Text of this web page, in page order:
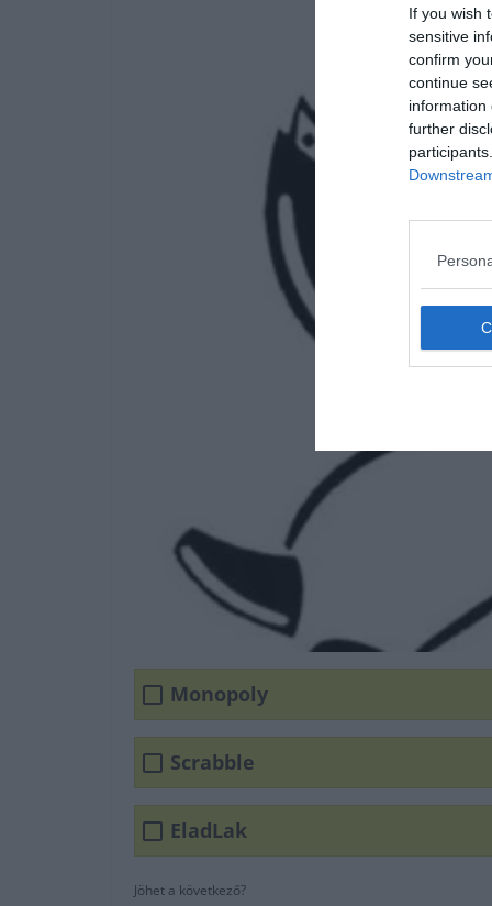
If you wish
sensitive
confirm
continue
information
further
Monopoly
Scrabble
EladLak
Jöhet a következő?